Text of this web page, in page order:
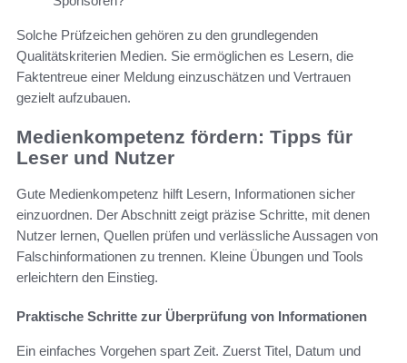
Solche Prüfzeichen gehören zu den grundlegenden
Qualitätskriterien Medien. Sie ermöglichen es Lesern, die
Faktentreue einer Meldung einzuschätzen und Vertrauen
gezielt aufzubauen.
Medienkompetenz fördern: Tipps für
Leser und Nutzer
Gute Medienkompetenz hilft Lesern, Informationen sicher
einzuordnen. Der Abschnitt zeigt präzise Schritte, mit denen
Nutzer lernen, Quellen prüfen und verlässliche Aussagen von
Falschinformationen zu trennen. Kleine Übungen und Tools
erleichtern den Einstieg.
Praktische Schritte zur Überprüfung von Informationen
Ein einfaches Vorgehen spart Zeit. Zuerst Titel, Datum und